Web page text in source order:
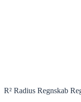
R² Radius Regnskab